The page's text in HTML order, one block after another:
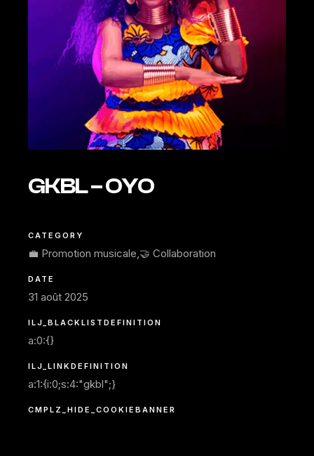
GKBL – OYO
CATEGORY
💼 Promotion musicale,🤝 Collaboration
DATE
31 août 2025
ILJ_BLACKLISTDEFINITION
a:0:{}
ILJ_LINKDEFINITION
a:1:{i:0;s:4:"gkbl";}
CMPLZ_HIDE_COOKIEBANNER